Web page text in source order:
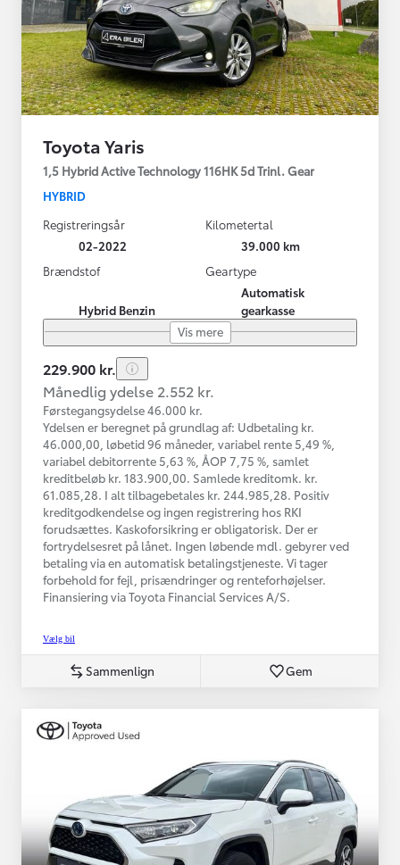
Toyota Yaris
1,5 Hybrid Active Technology 116HK 5d Trinl. Gear
HYBRID
Registreringsår
02-2022
Kilometertal
39.000 km
Brændstof
Hybrid Benzin
Geartype
Automatisk
gearkasse
Vis mere
229.900 kr.
Månedlig ydelse 2.552 kr.
Førstegangsydelse 46.000 kr.
Ydelsen er beregnet på grundlag af: Udbetaling kr.
46.000,00, løbetid 96 måneder, variabel rente 5,49 %,
variabel debitorrente 5,63 %, ÅOP 7,75 %, samlet
kreditbeløb kr. 183.900,00. Samlede kreditomk. kr.
61.085,28. I alt tilbagebetales kr. 244.985,28. Positiv
kreditgodkendelse og ingen registrering hos RKI
forudsættes. Kaskoforsikring er obligatorisk. Der er
fortrydelsesret på lånet. Ingen løbende mdl. gebyrer ved
betaling via en automatisk betalingstjeneste. Vi tager
forbehold for fejl, prisændringer og renteforhøjelser.
Finansiering via Toyota Financial Services A/S.
Vælg bil
Sammenlign Gem